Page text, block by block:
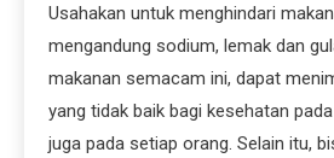
Usahakan untuk menghindari
mengandung sodium, lemak dan
makanan semacam ini, dapat
yang tidak baik bagi kesehatan
juga pada setiap orang. Selain itu,